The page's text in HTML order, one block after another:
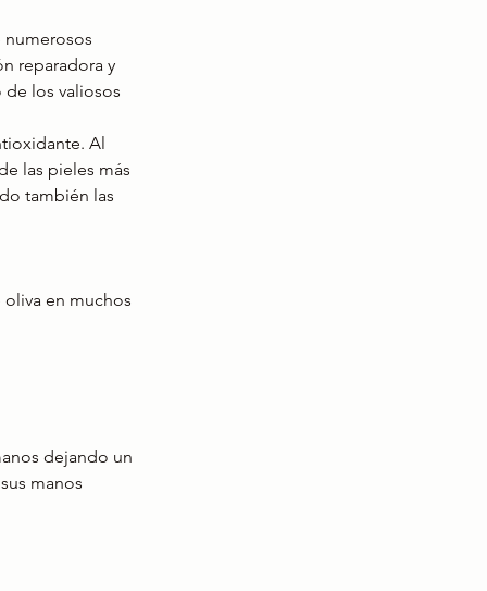
reparadora y
los valiosos
Al
las pieles más
también las
en muchos
dejando un
manos